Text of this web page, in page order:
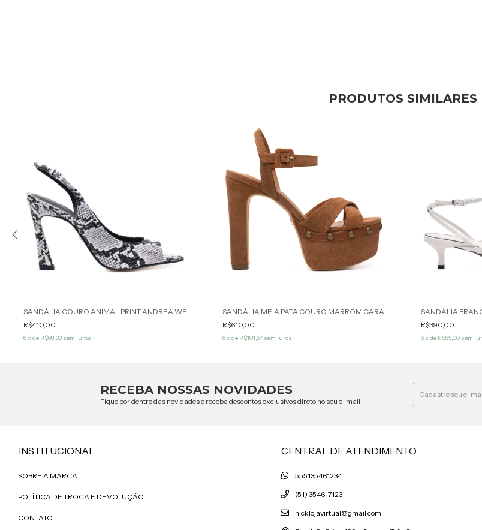
PRODUTOS SIMILARES
R$410,00
6 x de R$68,33 sem juros
R$610,00
6 x de R$101,67 sem juros
SANDÁLIA
R$390,00
6 x de R$65,00 sem
RECEBA NOSSAS NOVIDADES
Fique por dentro das novidades e receba descontos exclusivos direto no seu e-mail.
INSTITUCIONAL
SOBRE A MARCA
POLÍTICA DE TROCA E DEVOLUÇÃO
CONTATO
CENTRAL DE ATENDIMENTO
555135461234
(51) 3546-7123
nicklojavirtual@gmail.com